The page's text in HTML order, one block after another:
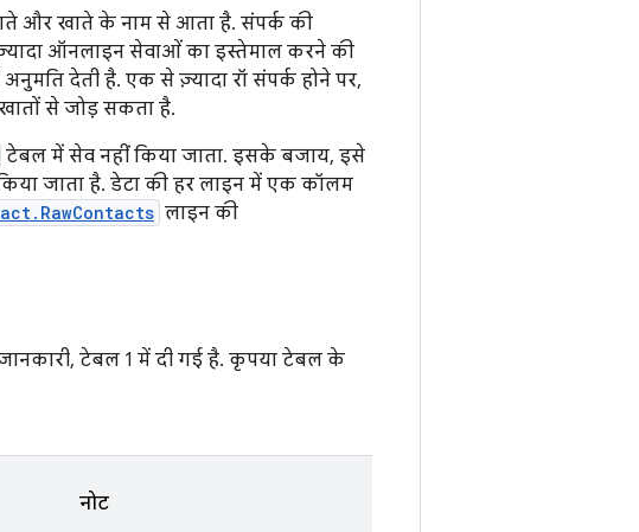
और खाते के नाम से आता है. संपर्क की
ऑनलाइन सेवाओं का इस्तेमाल करने की
देती है. एक से ज़्यादा रॉ संपर्क होने पर,
से जोड़ सकता है.
टेबल में सेव नहीं किया जाता. इसके बजाय, इसे
जाता है. डेटा की हर लाइन में एक कॉलम
लाइन की
टेबल 1 में दी गई है. कृपया टेबल के
नोट